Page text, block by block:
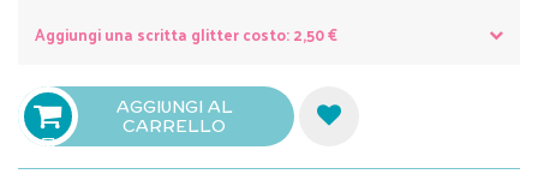
Aggiungi una scritta glitter costo: 2,50 €

AGGIUNGI AL
CARRELLO